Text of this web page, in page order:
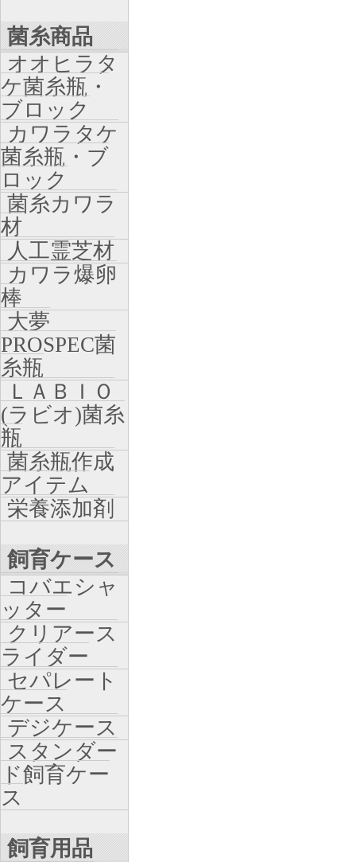
菌糸商品
オオヒラタ
ケ菌糸瓶・
ブロック
カワラタケ
菌糸瓶・ブ
ロック
菌糸カワラ
材
人工霊芝材
カワラ爆卵
棒
大夢
PROSPEC菌
糸瓶
ＬＡＢＩＯ
(ラビオ)菌糸
瓶
菌糸瓶作成
アイテム
栄養添加剤
飼育ケース
コバエシャ
ッター
クリアース
ライダー
セパレート
ケース
デジケース
スタンダー
ド飼育ケー
ス
飼育用品